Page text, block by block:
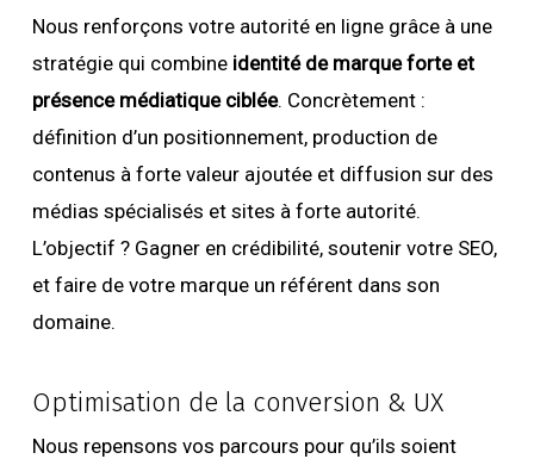
Nous renforçons votre autorité en ligne grâce à une
stratégie qui combine identité de marque forte et
présence médiatique ciblée. Concrètement :
définition d’un positionnement, production de
contenus à forte valeur ajoutée et diffusion sur des
médias spécialisés et sites à forte autorité.
L’objectif ? Gagner en crédibilité, soutenir votre SEO,
et faire de votre marque un référent dans son
domaine.
Optimisation de la conversion & UX
Nous repensons vos parcours pour qu’ils soient